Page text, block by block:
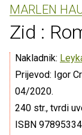
MARLEN
Zid :
Nakladnik:
Prijevod: Igor
04/2020.
240 str., tvrdi
ISBN